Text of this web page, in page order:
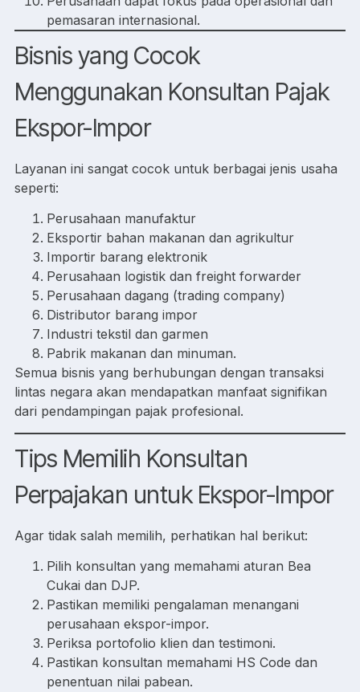
pemasaran internasional.
Bisnis yang Cocok
Menggunakan Konsultan Pajak
Ekspor-Impor
Layanan ini sangat cocok untuk berbagai jenis usaha
seperti:
Perusahaan manufaktur
Eksportir bahan makanan dan agrikultur
Importir barang elektronik
Perusahaan logistik dan freight forwarder
Perusahaan dagang (trading company)
Distributor barang impor
Industri tekstil dan garmen
Pabrik makanan dan minuman.
Semua bisnis yang berhubungan dengan transaksi
lintas negara akan mendapatkan manfaat signifikan
dari pendampingan pajak profesional.
Tips Memilih Konsultan
Perpajakan untuk Ekspor-Impor
Agar tidak salah memilih, perhatikan hal berikut:
Pilih konsultan yang memahami aturan Bea
Cukai dan DJP.
Pastikan memiliki pengalaman menangani
perusahaan ekspor-impor.
Periksa portofolio klien dan testimoni.
Pastikan konsultan memahami HS Code dan
penentuan nilai pabean.